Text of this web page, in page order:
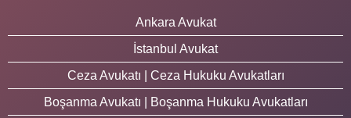
Ankara Avukat
İstanbul Avukat
Ceza Avukatı | Ceza Hukuku Avukatları
Boşanma Avukatı | Boşanma Hukuku Avukatları